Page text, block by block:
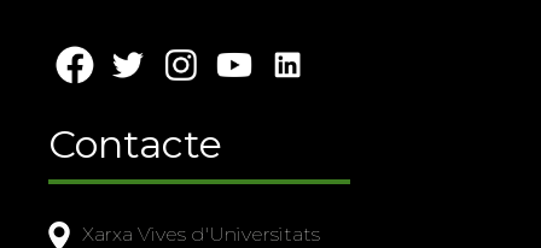
Contacte
Xarxa Vives d'Universitats